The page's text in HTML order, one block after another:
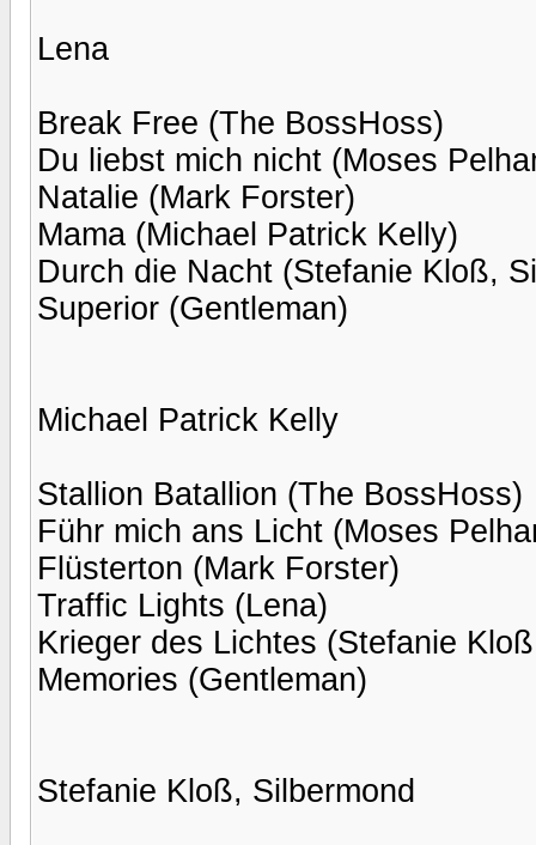
Lena
Break Free (The BossHoss)
Du liebst mich nicht (Moses
Natalie (Mark Forster)
Mama (Michael Patrick Kelly)
Durch die Nacht (Stefanie Kloß,
Superior (Gentleman)
Michael Patrick Kelly
Stallion Batallion (The BossHoss)
Führ mich ans Licht (Moses
Flüsterton (Mark Forster)
Traffic Lights (Lena)
Krieger des Lichtes (Stefanie
Memories (Gentleman)
Stefanie Kloß, Silbermond